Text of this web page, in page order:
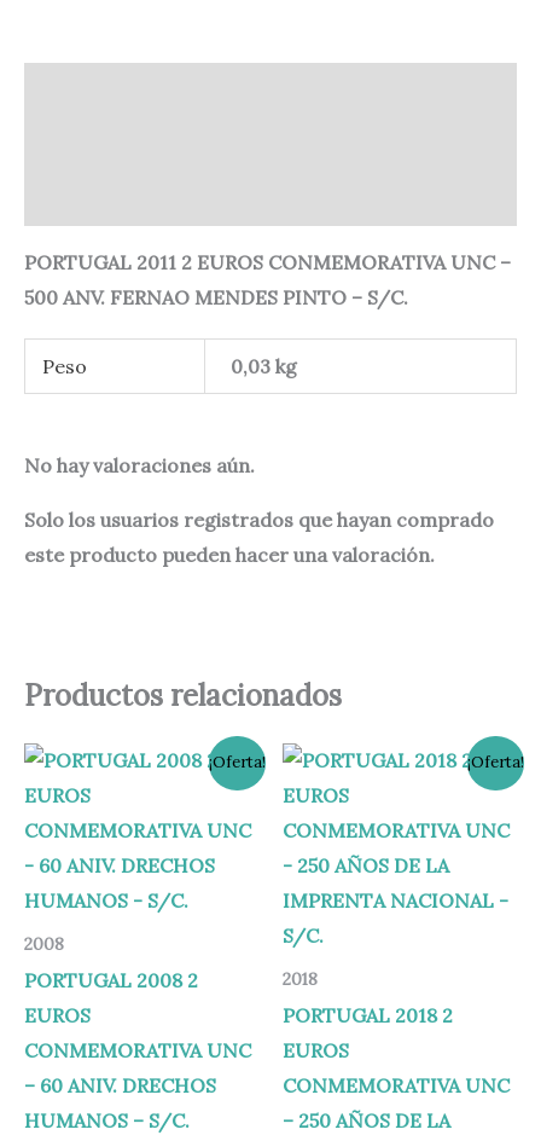
PORTUGAL 2011 2 EUROS CONMEMORATIVA UNC –
500 ANV. FERNAO MENDES PINTO – S/C.
Peso 0,03 kg
No hay valoraciones aún.
Solo los usuarios registrados que hayan comprado
este producto pueden hacer una valoración.
Productos relacionados
¡Oferta!
2008
PORTUGAL 2008 2
EUROS
CONMEMORATIVA UNC
– 60 ANIV. DRECHOS
HUMANOS – S/C.
El
precio
original
era:
6,95 €.
El
precio
es:
5,95 €.
¡Oferta!
2018
PORTUGAL 2018 2
EUROS
CONMEMORATIVA UNC
– 250 AÑOS DE LA
El
precio
original
era:
6,95 €.
El
precio
es:
5,95 €.